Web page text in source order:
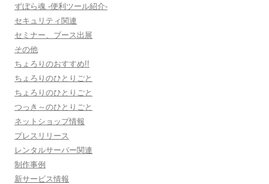
ずぼら魂 -便利ツール紹介-
セキュリティ関連
セミナー、ブース出展
その他
ちょろりのおすすめ!!
ちょろりのひとりごと
ちょろりのひとりごと
つっき～のひとりごと
ネットショップ情報
プレスリリース
レンタルサーバー関連
制作事例
新サービス情報